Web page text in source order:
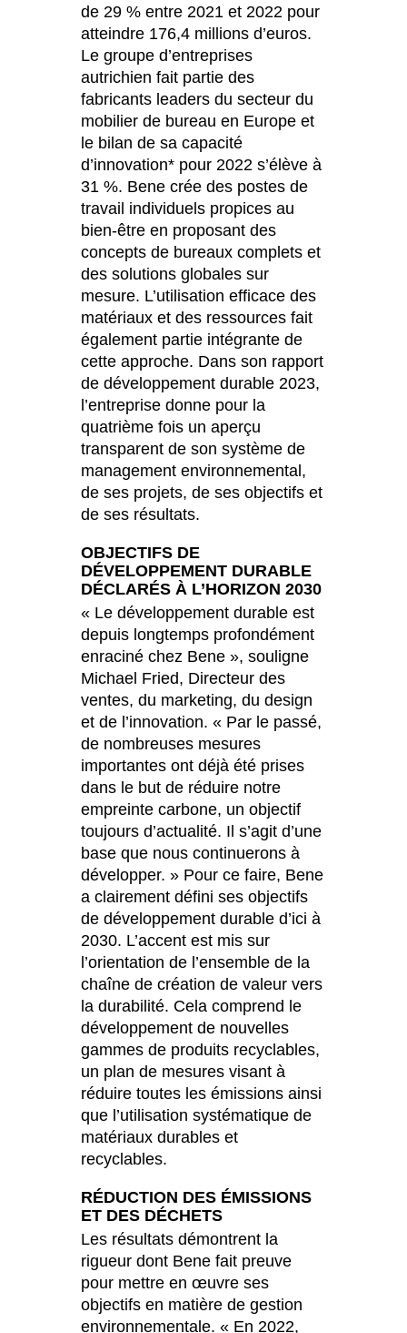
Koweït(KW)
Lettonie(LV)
Liechtenstein(LI)
Lituanie(LT)
Luxembourg(LU)
Malaisie(MY)
Maroc(MA)
Mauritanie
Nigeria(NG)
Norvège(NO)
Nouvelle-Zélande(NZ)
Oman(OM)
Pays-Bas
Philippines (PH)
Pologne (PL)
Portugal(PT)
Qatar(QA)
Reste du monde
Roumanie(RO)
Russie(RU)
Serbie(RS)
Singapour(SG)
Slovaquie (SK)
Slovénie (SI)
Suisse(CH)
Suède(SE)
Sénégal(SN)
Tanzanie (TZ)
Taïwan (TW)
Thaïlande(TH)
Tunisien(TN)
Ukraine(UA)
Égypte(EG)
Émirats arabes unis
de 29 % entre 2021 et 2022 pour
atteindre 176,4 millions d’euros.
Le groupe d’entreprises
autrichien fait partie des
fabricants leaders du secteur du
mobilier de bureau en Europe et
le bilan de sa capacité
d’innovation* pour 2022 s’élève à
31 %. Bene crée des postes de
travail individuels propices au
bien-être en proposant des
concepts de bureaux complets et
des solutions globales sur
mesure. L’utilisation efficace des
matériaux et des ressources fait
également partie intégrante de
cette approche. Dans son rapport
de développement durable 2023,
l’entreprise donne pour la
quatrième fois un aperçu
transparent de son système de
management environnemental,
de ses projets, de ses objectifs et
de ses résultats.
OBJECTIFS DE
DÉVELOPPEMENT DURABLE
DÉCLARÉS À L’HORIZON 2030
« Le développement durable est
depuis longtemps profondément
enraciné chez Bene », souligne
Michael Fried, Directeur des
ventes, du marketing, du design
et de l’innovation. « Par le passé,
de nombreuses mesures
importantes ont déjà été prises
dans le but de réduire notre
empreinte carbone, un objectif
toujours d’actualité. Il s’agit d’une
base que nous continuerons à
développer. » Pour ce faire, Bene
a clairement défini ses objectifs
de développement durable d’ici à
2030. L’accent est mis sur
l’orientation de l’ensemble de la
chaîne de création de valeur vers
la durabilité. Cela comprend le
développement de nouvelles
gammes de produits recyclables,
un plan de mesures visant à
réduire toutes les émissions ainsi
que l’utilisation systématique de
matériaux durables et
recyclables.
RÉDUCTION DES ÉMISSIONS
ET DES DÉCHETS
Les résultats démontrent la
rigueur dont Bene fait preuve
pour mettre en œuvre ses
objectifs en matière de gestion
environnementale. « En 2022,